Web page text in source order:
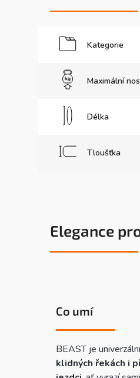
Elegance
Co umí
BEAST je
klidných řekách i
Kategorie
Maximální
Délka
Tloušťka